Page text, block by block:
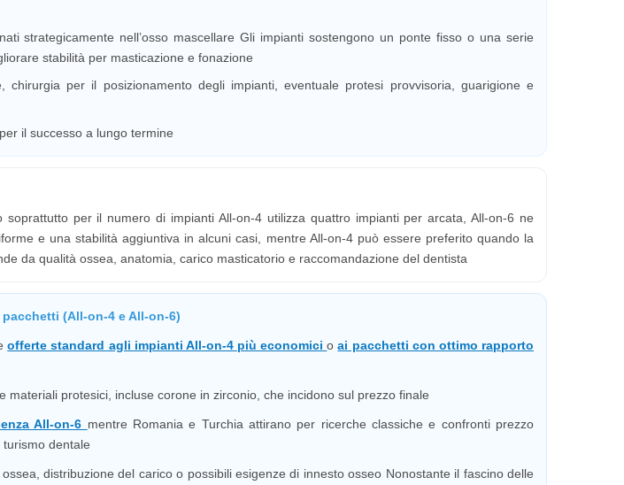
strategicamente nell’osso mascellare Gli impianti sostengono un ponte fisso o una serie
stabilità per masticazione e fonazione
per il posizionamento degli impianti, eventuale protesi provvisoria, guarigione e
il successo a lungo termine
per il numero di impianti All-on-4 utilizza quattro impianti per arcata, All-on-6 ne
e una stabilità aggiuntiva in alcuni casi, mentre All-on-4 può essere preferito quando la
da qualità ossea, anatomia, carico masticatorio e raccomandazione del dentista
(All-on-4 e All-on-6)
offerte standard agli impianti All-on-4 più economicioai pacchetti con ottimo rapporto
protesici, incluse corone in zirconio, che incidono sul prezzo finale
All-on-6 mentre Romania e Turchia attirano per ricerche classiche e confronti prezzo
dentale
distribuzione del carico o possibili esigenze di innesto osseo Nonostante il fascino delle